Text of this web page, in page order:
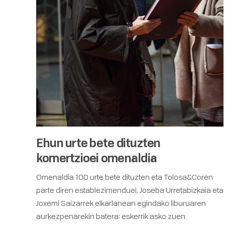
Ehun urte bete dituzten
komertzioei omenaldia
Omenaldia 100 urte bete dituzten eta Tolosa&Coren
parte diren establezimenduei, Joseba Urretabizkaia eta
Joxemi Saizarrek elkarlanean egindako liburuaren
aurkezpenarekin batera: eskerrik asko zuen